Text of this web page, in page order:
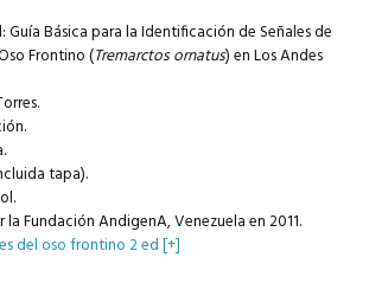
Guía Básica para la Identificación de Señales de
Frontino (Tremarctos ornatus) en Los Andes
tapa).
Fundación AndigenA, Venezuela en 2011.
del oso frontino 2 ed [+]